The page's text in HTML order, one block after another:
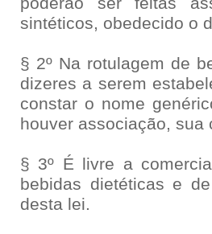
sintéticos, obedecido o
§ 2º Na rotulagem de
dizeres a serem
constar o nome
houver associação, sua
§ 3º É livre a
bebidas dietéticas e
desta lei.